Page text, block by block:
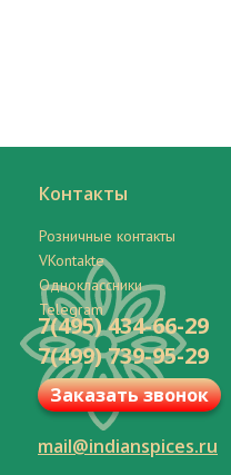
Контакты
Розничные контакты
VKontakte
Одноклассники
Telegram
7(495) 434-66-29
7(499) 739-95-29
Заказать звонок
mail@indianspices.ru